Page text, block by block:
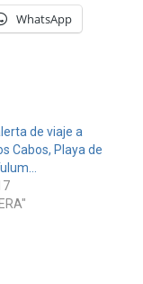
WhatsApp
de viaje a
Cabos, Playa de